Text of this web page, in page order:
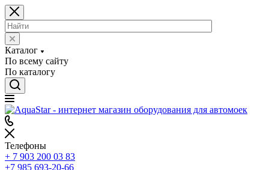
Каталог
По всему сайту
По каталогу
Телефоны
+ 7 903 200 03 83
+7 985 693-20-66